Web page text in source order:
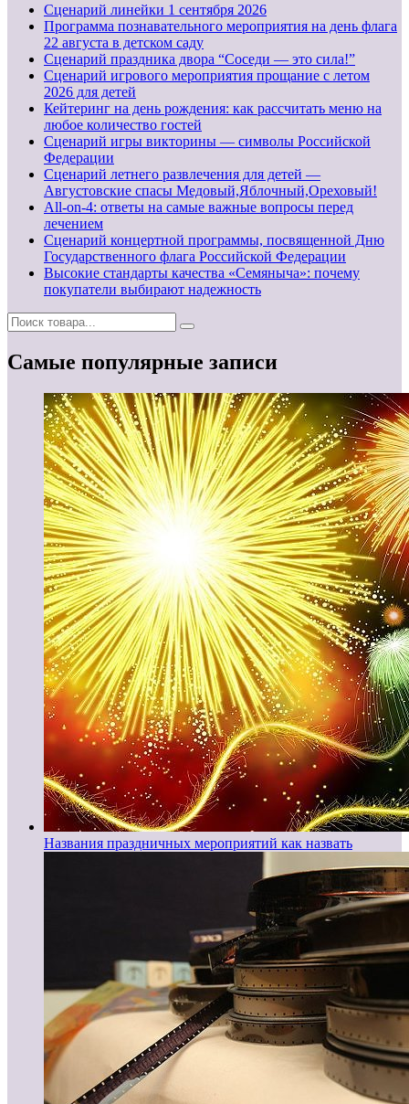
Cценарий линейки 1 сентября 2026
Программа познавательного мероприятия на день флага
22 августа в детском саду
Сценарий праздника двора “Соседи — это сила!”
Сценарий игрового мероприятия прощание с летом
2026 для детей
Кейтеринг на день рождения: как рассчитать меню на
любое количество гостей
Сценарий игры викторины — символы Российской
Федерации
Сценарий летнего развлечения для детей —
Августовские спасы Медовый,Яблочный,Ореховый!
All-on-4: ответы на самые важные вопросы перед
лечением
Сценарий концертной программы, посвященной Дню
Государственного флага Российской Федерации
Высокие стандарты качества «Семяныча»: почему
покупатели выбирают надежность
Самые популярные записи
Названия праздничных мероприятий как назвать